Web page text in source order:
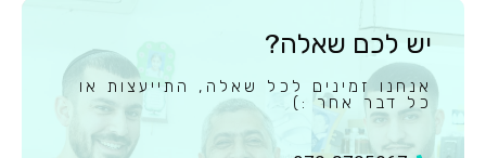
יש לכם שאלה?
אנחנו זמינים לכל שאלה, התייעצות או
כל דבר אחר :)